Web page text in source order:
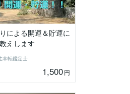
による開運＆貯運に
えします
転鑑定士
1,500円